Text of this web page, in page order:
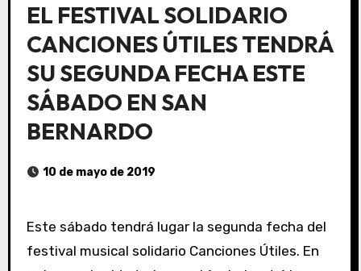
EL FESTIVAL SOLIDARIO
CANCIONES ÚTILES TENDRÁ
SU SEGUNDA FECHA ESTE
SÁBADO EN SAN
BERNARDO
10 de mayo de 2019
Este sábado tendrá lugar la segunda fecha del
festival musical solidario Canciones Útiles. En